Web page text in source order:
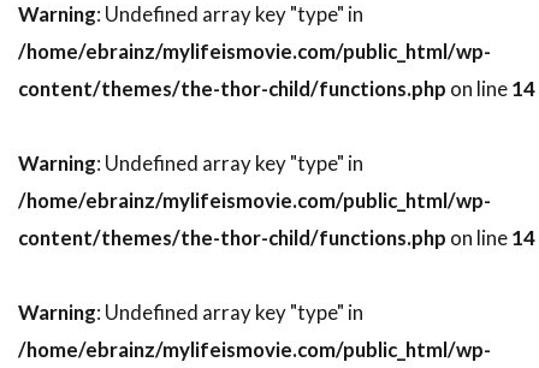
スティーヴン・ラング
スティーヴン・ルート
スティーヴ・イースティン
スティーヴ・ウィッティング
スティーヴ・コーレン
スティーヴ・ゴリン
スティーヴ・シェイガン
スティーヴ・ティッシュ
スティーヴ・ディッコ
スティーヴ・ブシェミ
スティーヴ・メラー
Warning: Undefined array key "type" in
/home/ebrainz/mylifeismovie.com/public_html/wp-
content/themes/the-thor-child/functions.php on line14
Warning: Undefined array key "type" in
/home/ebrainz/mylifeismovie.com/public_html/wp-
content/themes/the-thor-child/functions.php on line14
Warning: Undefined array key "type" in
/home/ebrainz/mylifeismovie.com/public_html/wp-